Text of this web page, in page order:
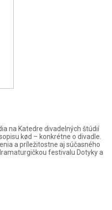
na Katedre divadelných štúdií
kød – konkrétne o divadle.
a príležitostne aj súčasného
festivalu Dotyky a